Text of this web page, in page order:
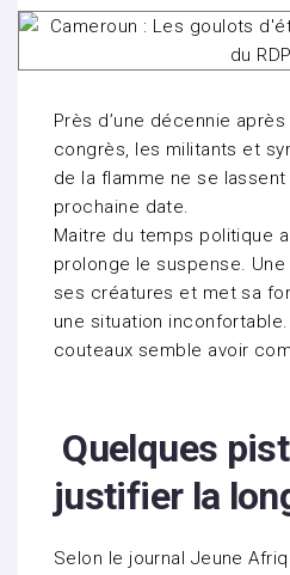
Près d’une décennie
congrès, les militants et
de la flamme ne se lassent
prochaine date.
Maitre du temps politique
prolonge le suspense.
ses créatures et met sa
une situation
couteaux semble avoir
Quelques
justifier la
Selon le journal Jeune